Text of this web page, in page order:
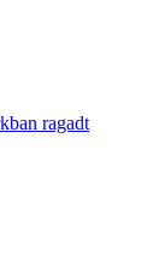
ragadt